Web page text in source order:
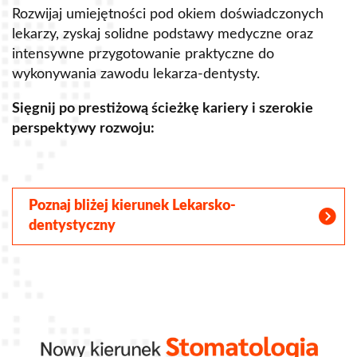
Rozwijaj umiejętności pod okiem doświadczonych
lekarzy, zyskaj solidne podstawy medyczne oraz
intensywne przygotowanie praktyczne do
wykonywania zawodu lekarza-dentysty.
Sięgnij po prestiżową ścieżkę kariery i szerokie
perspektywy rozwoju:
Poznaj bliżej kierunek Lekarsko-
dentystyczny